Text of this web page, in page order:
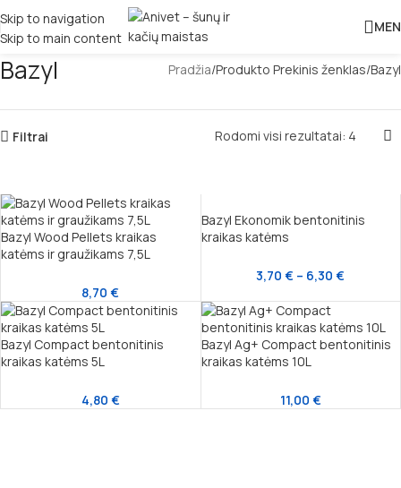
Skip to navigation
Skip to main content
Bazyl Pradžia Produkto Prekinis ženklas Bazyl
Filtrai Rodomi visi rezultatai: 4
Bazyl Wood Pellets kraikas
katėms ir graužikams 7,5L
8,70€
Bazyl Ekonomik bentonitinis
kraikas katėms
3,70€ – 6,30€
Bazyl Compact bentonitinis
kraikas katėms 5L
4,80 €
Bazyl Ag+ Compact bentonitinis
kraikas katėms 10L
11,00 €